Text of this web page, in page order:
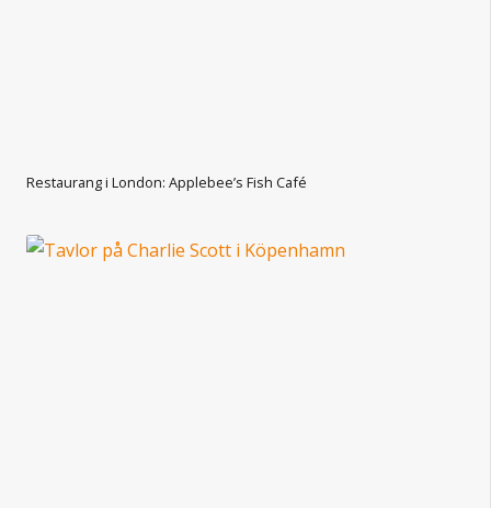
Restaurang i London: Applebee’s Fish Café